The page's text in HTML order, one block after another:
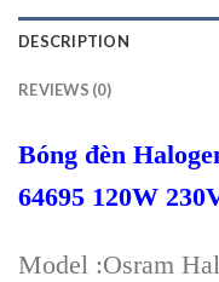
DESCRIPTION
REVIEWS (0)
Bóng đèn
64695 120W
Model :Osram